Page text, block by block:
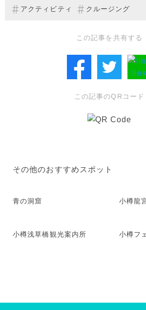
アクティビティ
クルージング
この記事を共有する
この記事のQRコード
その他のおすすめスポット
青の洞窟 小樽龍
小樽浅草橋観光案内所 小樽フ